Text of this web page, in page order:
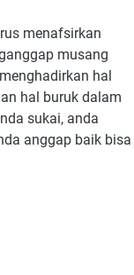
menafsirkan
musang
hal
hal buruk dalam
sukai, anda
anggap baik bisa